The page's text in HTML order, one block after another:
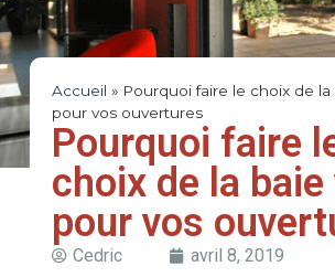
Accueil » Pourquoi faire le choix de la
pour vos ouvertures
Pourquoi faire
choix de la
pour vos
Cedric avril 8, 2019